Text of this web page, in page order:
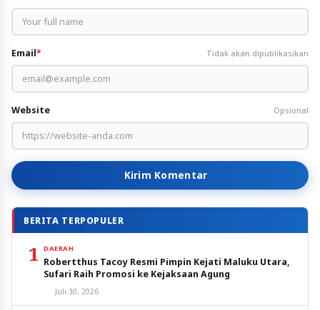
Email* Tidak akan dipublikasikan
Website Opsional
Kirim Komentar
BERITA TERPOPULER
1 DAERAH
Robertthus Tacoy Resmi Pimpin Kejati Maluku Utara,
Sufari Raih Promosi ke Kejaksaan Agung
Juli 30, 2026